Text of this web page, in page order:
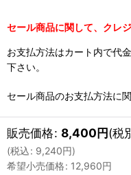
セール商品に関して、クレ
お支払方法はカート内で代
下さい。
セール商品のお支払方法に
販売価格: 8,400円(税
(税込: 9,240円)
希望小売価格: 12,960円